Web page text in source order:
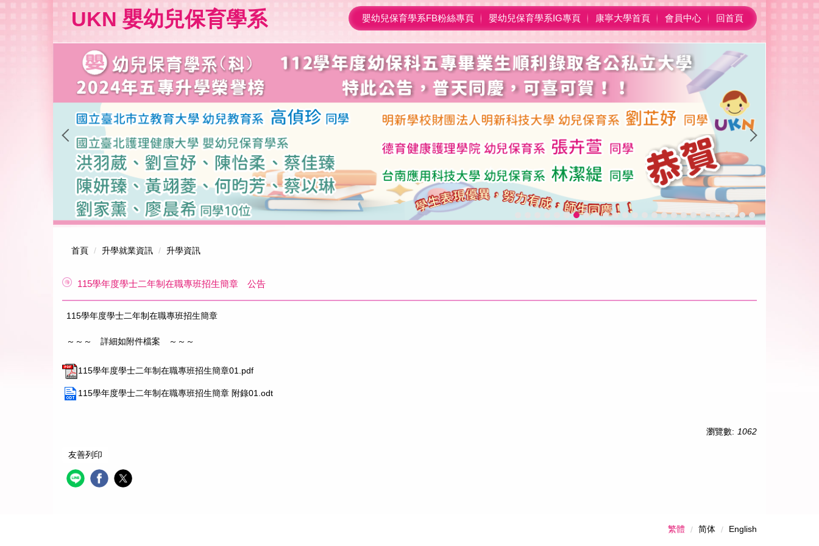
UKN 嬰幼兒保育學系 嬰幼兒保育學系FB粉絲專頁 嬰幼兒保育學系IG專頁 康寧大學首頁 會員中心 回首頁
首頁 升學就業資訊 升學資訊
115學年度學士二年制在職專班招生簡章 公告
115學年度學士二年制在職專班招生簡章
～～～ 詳細如附件檔案 ～～～
115學年度學士二年制在職專班招生簡章01.pdf
115學年度學士二年制在職專班招生簡章 附錄01.odt
瀏覽數: 1062
友善列印
繁體 简体 English